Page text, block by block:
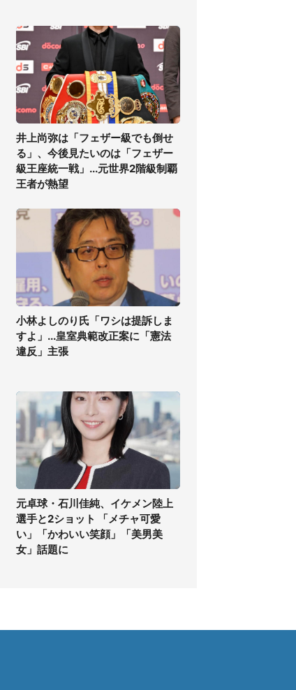
井上尚弥は「フェザー級でも倒せ
る」、今後見たいのは「フェザー
級王座統一戦」...元世界2階級制覇
王者が熱望
小林よしのり氏「ワシは提訴しま
すよ」...皇室典範改正案に「憲法
違反」主張
元卓球・石川佳純、イケメン陸上
選手と2ショット 「メチャ可愛
い」「かわいい笑顔」「美男美
女」話題に